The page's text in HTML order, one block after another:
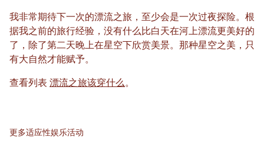
我非常期待下一次的漂流之旅，至少会是一次过夜探险。根
据我之前的旅行经验，没有什么比白天在河上漂流更美好的
了，除了第二天晚上在星空下欣赏美景。那种星空之美，只
有大自然才能赋予。
查看列表 漂流之旅该穿什么。
更多适应性娱乐活动